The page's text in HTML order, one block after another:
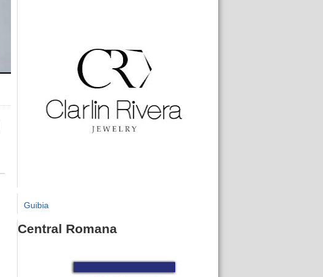
Guibia
Central Romana